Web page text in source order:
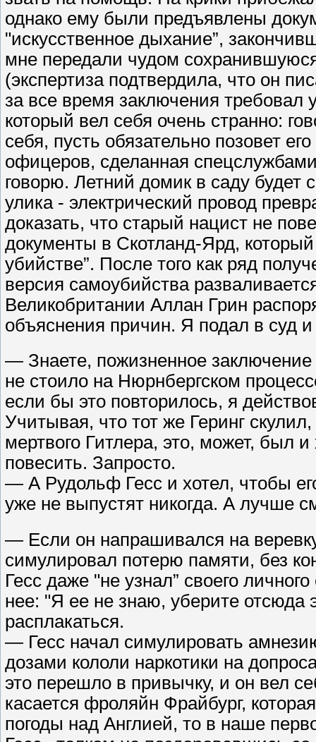
однако ему были предъявлены
"искусственное дыхание”,
мне передали чудом
(экспертиза подтвердила, что он
за все время заключения требовал
который вел себя очень странно:
себя, пусть обязательно позовет
офицеров, сделанная
говорю. Летний домик в саду будет
улика - электрический провод
доказать, что старый нацист не
документы в Скотланд-Ярд,
убийстве”. После того как ряд
версия самоубийства
Великобритании Аллан Грин
объяснения причин. Я подал в суд
— Знаете, пожизненное
не стоило на Нюрнбергском
если бы это повторилось, я
Учитывая, что тот же Геринг
мертвого Гитлера, это, может, был
повесить. Запросто.
— А Рудольф Гесс и хотел, чтобы
уже не выпустят никогда. А лучше
— Если он напрашивался на
симулировал потерю памяти, без
Гесс даже "не узнал” своего
нее: "Я ее не знаю, уберите отсюда
расплакаться.
— Гесс начал симулировать
дозами кололи наркотики на
это перешло в привычку, и он вел
касается фроляйн Фрайбург,
погоды над Англией, то в наше